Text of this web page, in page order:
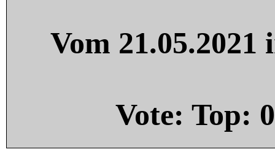
Vom
Vote: Top: 0